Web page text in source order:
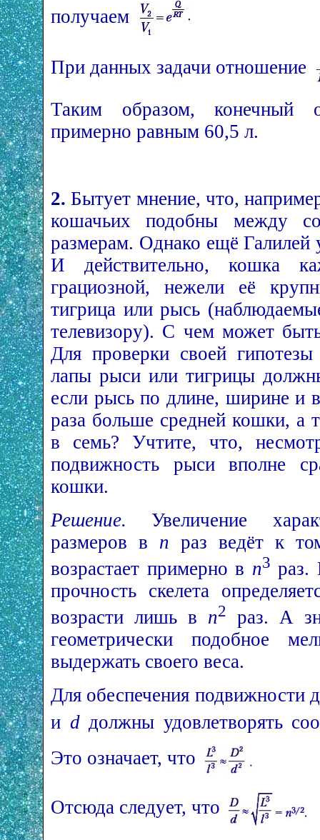
получаем
При данных задачи отношение
Таким образом, конечный
примерно равным 60,5 л.
2. Бытует мнение, что,
кошачьих подобны между
размерам. Однако ещё Галилей
И действительно, кошка
грациозной, нежели её
тигрица или рысь
телевизору). С чем может
Для проверки своей
лапы рыси или тигрицы
если рысь по длине, ширине и
раза больше средней кошки, а
в семь? Учтите, что,
подвижность рыси вполне
кошки.
Решение. Увеличение
размеров в n раз ведёт к
возрастает примерно в n3
прочность скелета
возрасти лишь в n2
раз. А
геометрически подобное
выдержать своего веса.
Для обеспечения подвижности
и dдолжны удовлетворять
Это означает, что
Отсюда следует, что